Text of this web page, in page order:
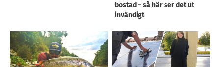
bostad – så här ser det ut
invändigt